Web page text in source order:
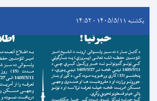
یکشنبه ۱۴۰۵/۵/۱۱ - ۱۴:۵۲